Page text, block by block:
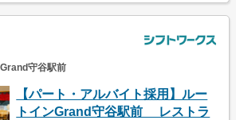
守谷駅前
【パート・アルバイト採用】ルー
トインGrand守谷駅前 レストラ